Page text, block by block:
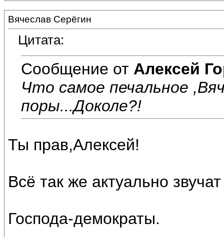
Вячеслав Серёгин
Цитата:
Сообщение от Алексей
Что самое печальное
поры...Доколе?!
Ты прав,Алексей!
Всё так же актуально
Господа-демократы.